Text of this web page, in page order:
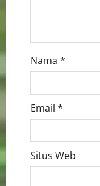
Nama *
Email *
Situs Web